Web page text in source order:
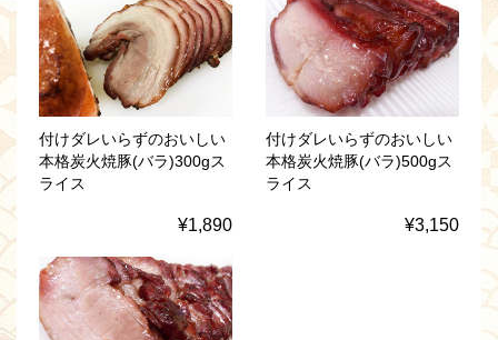
付けダレいらずのおいしい
本格炭火焼豚(バラ)300gス
ライス
¥1,890
付けダレいらずのおいしい
本格炭火焼豚(バラ)500gス
ライス
¥3,150